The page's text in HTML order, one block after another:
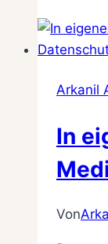
Arkanil
In
Von